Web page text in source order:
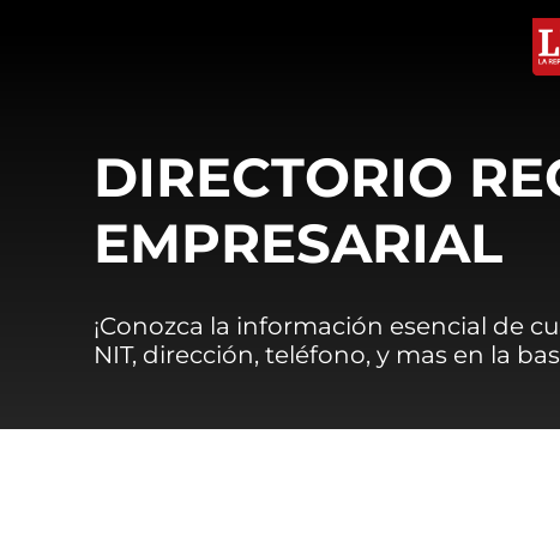
DIRECTORIO
EMPRESARIAL
¡Conozca la información esencial de
NIT, dirección, teléfono, y mas en la